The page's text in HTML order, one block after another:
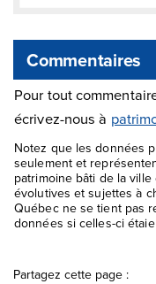
Commentaires
Pour tout
écrivez-nous à
Notez que les données
seulement et
patrimoine bâti de la
évolutives et sujettes à
Québec ne se tient pas
données si celles-ci
Partagez cette page :